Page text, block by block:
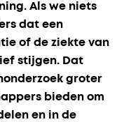
Als we niets
dat een
of de ziekte van
stijgen. Dat
groter
bieden om
en in de